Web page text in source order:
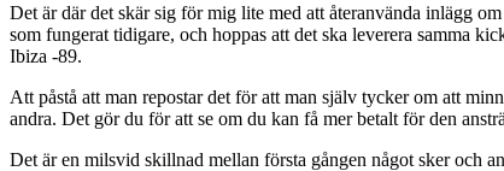
Det är där det skär sig för mig lite med att återanvända inlägg
som fungerat tidigare, och hoppas att det ska leverera samma
Ibiza -89.
Att påstå att man repostar det för att man själv tycker om att
andra. Det gör du för att se om du kan få mer betalt för den
Det är en milsvid skillnad mellan första gången något sker och